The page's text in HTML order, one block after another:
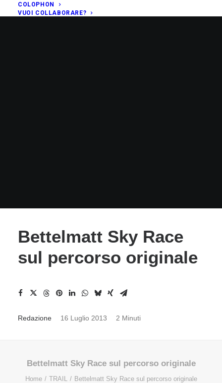
COLOPHON
VUOI COLLABORARE?
Bettelmatt Sky Race
sul percorso originale
Redazione 16 Luglio 2013 2 Minuti
Bettelmatt Sky Race sul percorso originale
Home TRAIL Bettelmatt Sky Race sul percorso originale